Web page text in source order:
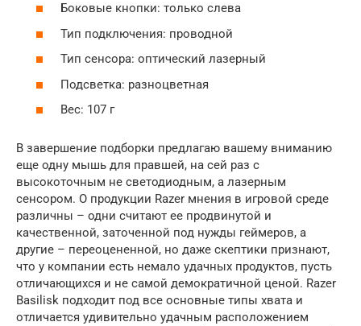
Боковые кнопки: только слева
Тип подключения: проводной
Тип сенсора: оптический лазерный
Подсветка: разноцветная
Вес: 107 г
В завершение подборки предлагаю вашему вниманию
еще одну мышь для правшей, на сей раз с
высокоточным не светодиодным, а лазерным
сенсором. О продукции Razer мнения в игровой среде
различны – одни считают ее продвинутой и
качественной, заточенной под нужды геймеров, а
другие – переоцененной, но даже скептики признают,
что у компании есть немало удачных продуктов, пусть
отличающихся и не самой демократичной ценой. Razer
Basilisk подходит под все основные типы хвата и
отличается удивительно удачным расположением